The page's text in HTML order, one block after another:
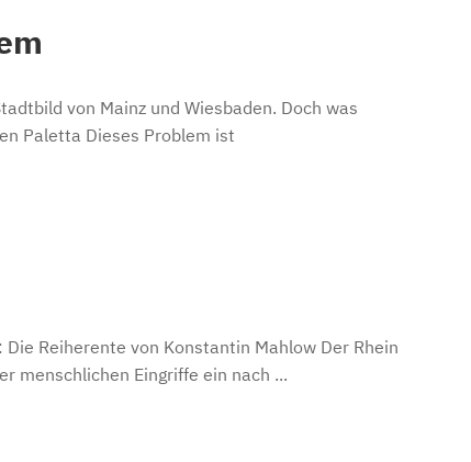
von Mainz und Wiesbaden. Doch was
Paletta Dieses Problem ist
Reiherente von Konstantin Mahlow Der Rhein
menschlichen Eingriffe ein nach ...